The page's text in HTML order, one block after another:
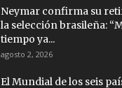
Neymar confirma su
la selección brasileña:
tiempo ya...
agosto 2, 2026
El Mundial de los seis